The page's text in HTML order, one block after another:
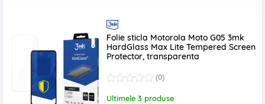
Folie sticla Motorola Moto G05 3mk
HardGlass Max Lite Tempered Screen
Protector, transparenta
(0)
Ultimele 3 produse